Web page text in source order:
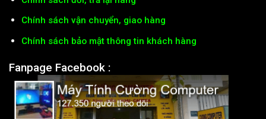
Chính sách vận chuyển, giao hàng
Chính sách bảo mật thông tin khách hàng
Fanpage Facebook :